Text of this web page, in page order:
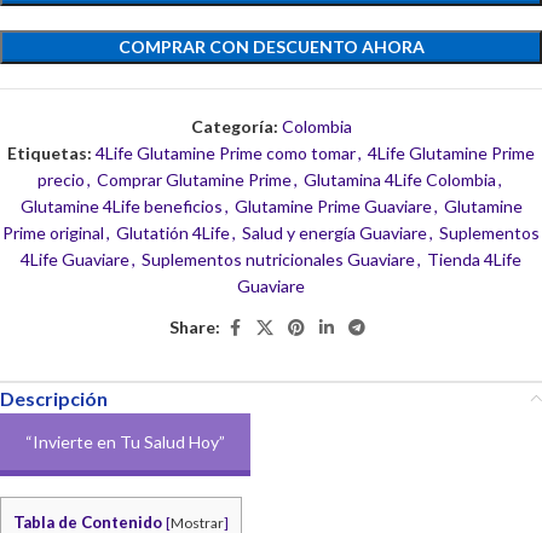
COMPRAR CON DESCUENTO AHORA
Categoría: Colombia
Etiquetas: 4Life Glutamine Prime como tomar, 4Life Glutamine Prime
precio, Comprar Glutamine Prime, Glutamina 4Life Colombia,
Glutamine 4Life beneficios, Glutamine Prime Guaviare, Glutamine
Prime original, Glutatión 4Life, Salud y energía Guaviare, Suplementos
4Life Guaviare, Suplementos nutricionales Guaviare, Tienda 4Life
Guaviare
Share:
Descripción
“Invierte en Tu Salud Hoy”
Tabla de Contenido [Mostrar]